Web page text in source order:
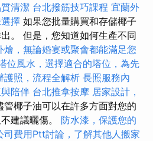
清潔 台北撥筋技巧課程 宜蘭外
擇 如果您批量購買和存儲椰子
。 但是，您知道如何生產不同
燴，無論婚宴或聚會都能滿足您
位風水，選擇適合的塔位，為先
護照，流程全解析 長照服務內
陪伴 台北推拿按摩 居家設計，
管椰子油可以在許多方面對您的
建議曬傷。 防水漆，保護您的
司費用Ptt討論，了解其他人搬家